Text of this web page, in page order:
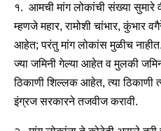
१. आमची मांग लोकांची संख्या
म्हणजे महार, रामोशी चांभार, कुंभार
आहेत; परंतु मांग लोकांस मुळीच
ज्या जमिनी गेल्या आहेत व मुलकी
ठिकाणी शिल्लक आहेत, त्या ठिकाणी
इंग्रज सरकारने तजवीज करावी.